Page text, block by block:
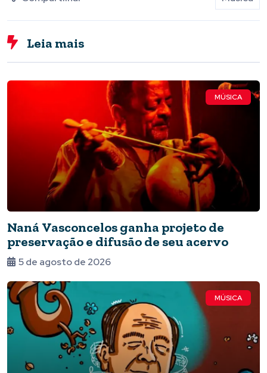
Leia mais
MÚSICA
Naná Vasconcelos ganha projeto de
preservação e difusão de seu acervo
5 de agosto de 2026
MÚSICA